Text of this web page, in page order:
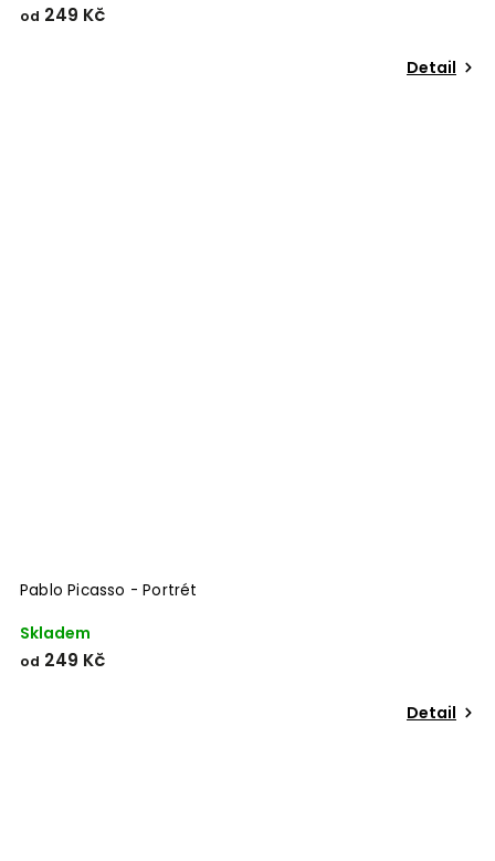
od 249 Kč
Detail
Pablo Picasso - Portrét
Skladem
od 249 Kč
Detail